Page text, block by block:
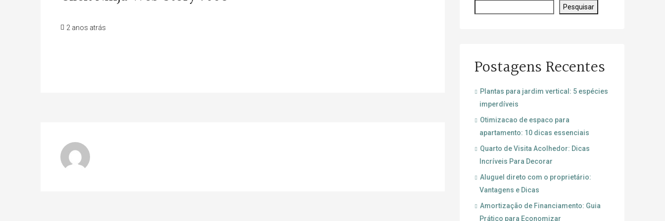
2 anos atrás
Pesquisar
Postagens Recentes
Plantas para jardim vertical: 5 espécies
imperdíveis
Otimizacao de espaco para
apartamento: 10 dicas essenciais
Quarto de Visita Acolhedor: Dicas
Incríveis Para Decorar
Aluguel direto com o proprietário:
Vantagens e Dicas
Amortização de Financiamento: Guia
Prático para Economizar